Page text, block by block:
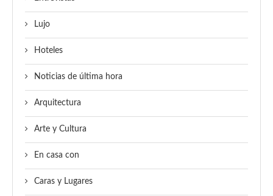
Lujo
Hoteles
Noticias de última hora
Arquitectura
Arte y Cultura
En casa con
Caras y Lugares